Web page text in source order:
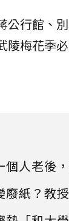
公行館、
陵梅花季
個人老後
紙？教